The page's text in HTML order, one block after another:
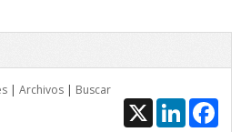
| Archivos | Buscar
X
LinkedIn